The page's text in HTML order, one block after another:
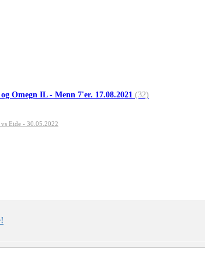
Omegn IL - Menn 7'er. 17.08.2021 (32)
vs Eide - 30.05.2022